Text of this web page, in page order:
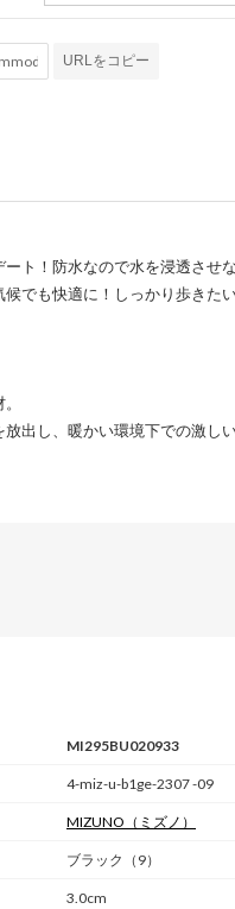
URLをコピー
ト！防水なので水を浸透させ
でも快適に！しっかり歩きた
出し、暖かい環境下での激し
MI295BU020933
4-miz-u-b1ge-2307 -09
MIZUNO （ミズノ）
ブラック（9）
3.0cm